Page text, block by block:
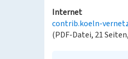
Internet
contrib.koeln-
(PDF-Datei, 21